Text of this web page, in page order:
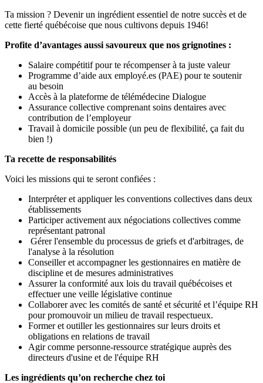
Ta mission ? Devenir un ingrédient essentiel de notre succès et de
cette fierté québécoise que nous cultivons depuis 1946!
Profite d’avantages aussi savoureux que nos grignotines :
Salaire compétitif pour te récompenser à ta juste valeur
Programme d’aide aux employé.es (PAE) pour te soutenir
au besoin
Accès à la plateforme de télémédecine Dialogue
Assurance collective comprenant soins dentaires avec
contribution de l’employeur
Travail à domicile possible (un peu de flexibilité, ça fait du
bien !)
Ta recette de responsabilités
Voici les missions qui te seront confiées :
Interpréter et appliquer les conventions collectives dans deux
établissements
Participer activement aux négociations collectives comme
représentant patronal
Gérer l'ensemble du processus de griefs et d'arbitrages, de
l'analyse à la résolution
Conseiller et accompagner les gestionnaires en matière de
discipline et de mesures administratives
Assurer la conformité aux lois du travail québécoises et
effectuer une veille législative continue
Collaborer avec les comités de santé et sécurité et l’équipe RH
pour promouvoir un milieu de travail respectueux.
Former et outiller les gestionnaires sur leurs droits et
obligations en relations de travail
Agir comme personne-ressource stratégique auprès des
directeurs d'usine et de l'équipe RH
Les ingrédients qu’on recherche chez toi